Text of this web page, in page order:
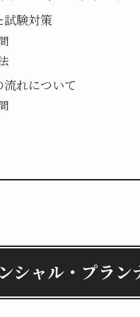
試験対策
れについて
シャル・プラン